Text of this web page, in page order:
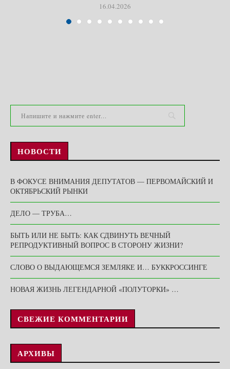
16.04.2026
НОВОСТИ
В ФОКУСЕ ВНИМАНИЯ ДЕПУТАТОВ — ПЕРВОМАЙСКИЙ И
ОКТЯБРЬСКИЙ РЫНКИ
ДЕЛО — ТРУБА…
БЫТЬ ИЛИ НЕ БЫТЬ: КАК СДВИНУТЬ ВЕЧНЫЙ
РЕПРОДУКТИВНЫЙ ВОПРОС В СТОРОНУ ЖИЗНИ?
СЛОВО О ВЫДАЮЩЕМСЯ ЗЕМЛЯКЕ И… БУККРОССИНГЕ
НОВАЯ ЖИЗНЬ ЛЕГЕНДАРНОЙ «ПОЛУТОРКИ» …
СВЕЖИЕ КОММЕНТАРИИ
АРХИВЫ